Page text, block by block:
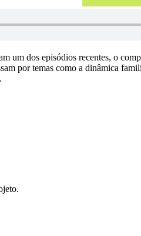
um dos episódios recentes, o
por temas como a dinâmica